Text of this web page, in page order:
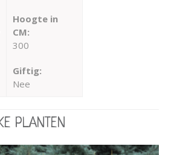
Hoogte in
CM:
300
Giftig:
Nee
PLANTEN